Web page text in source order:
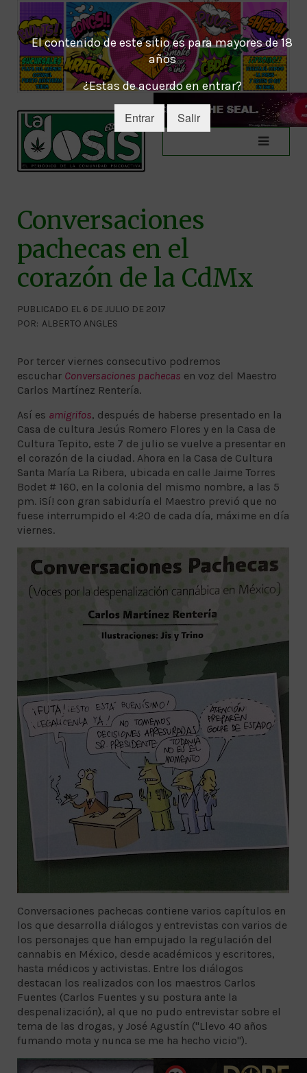
El contenido de este sitio es para mayores de 18
años
¿Estas de acuerdo en entrar?
Entrar Salir
Conversaciones
pachecas en el
corazón de la CdMx
PUBLICADO EL 6 DE JULIO DE 2017
POR: ALBERTO ANGLES
Por tercer viernes consecutivo podremos
escuchar Conversaciones pachecas en voz del Maestro
Carlos Martínez Rentería.
Así es amigrifos, después de haberse presentado en la
Casa de cultura Jesús Romero Flores y en la Casa de
Cultura Tepito, este 7 de julio se vuelve a presentar en
el corazón de la ciudad. Ahora en la Casa de Cultura
Santa María La Ribera, ubicada en calle Jaime Torres
Bodet # 160, en la colonia del mismo nombre, a las 5
pm. ¡Sí! con gran sabiduría el Maestro previó que no
fuese interrumpido el 4:20 de cada día, máxime en día
viernes.
Conversaciones pachecas contiene varios capítulos en
los que desarrolla diálogos y entrevistas con varios de
los personajes que han empujado la regulación del
cannabis en México, desde académicos y escritores,
hasta médicos y activistas. Entre los diálogos
destacan los realizados con los maestros Carlos
Fuentes (Carlos Fuentes y su postura ante la
despenalización), al que no pudo entrevistar sobre el
tema de las drogas, y José Agustín ("Llevo 40 años
fumando mota y nunca se me ha hecho vicio").